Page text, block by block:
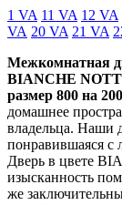
1 VA 11 VA 12 VA
VA 20 VA 21 VA
Межкомнатная
BIANCHE
размер 800 на
домашнее
владельца. Наши
понравившаяся с
Дверь в цвете
изысканность
же